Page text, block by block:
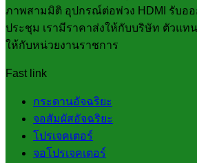
ภาพสามมิติ อุปกรณ์ต่อพ่วง HDMI รับออ
ประชุม เรามีราคาส่งให้กับบริษัท ตัวแท
ให้กับหน่วยงานราชการ
Fast link
กระดานอัจฉริยะ
จอสัมผัสอัจฉริยะ
โปรเจคเตอร์
จอโปรเจคเตอร์